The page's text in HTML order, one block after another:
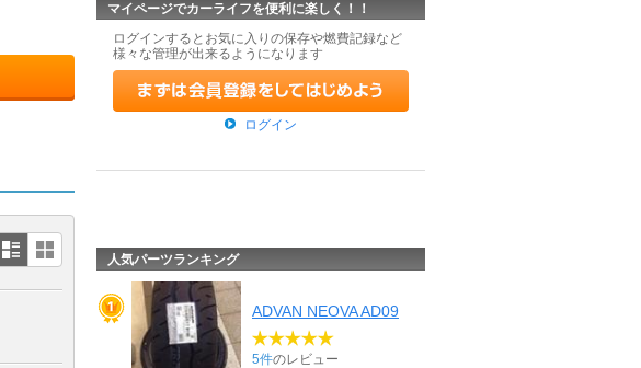
マイページでカーライフを便利に楽しく！！
ログインするとお気に入りの保存や燃費記録など
様々な管理が出来るようになります
ログイン
人気パーツランキング
ADVAN NEOVA AD09
5件のレビュー